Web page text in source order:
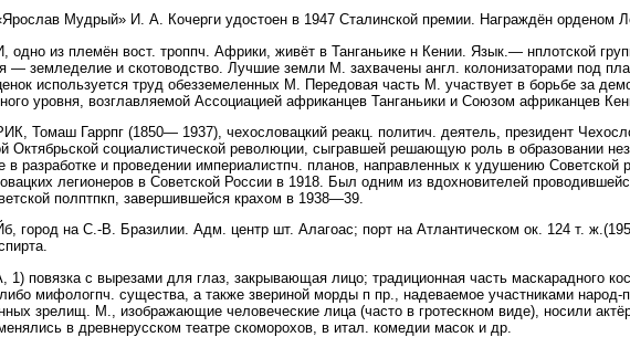
Мудрый» И. А. Кочерги удостоен в 1947 Сталинской премии. Награждён орденом
из племён вост. троппч. Африки, живёт в Танганьике н Кении. Язык.— нплотской
— земледелие и скотоводство. Лучшие земли М. захвачены англ. колонизаторами под
используется труд обезземеленных М. Передовая часть М. участвует в борьбе за
уровня, возглавляемой Ассоциацией африканцев Танганьики и Союзом африканцев
Томаш Гаррпг (1850— 1937), чехословацкий реакц. политич. деятель, президент
Октябрьской социалистической революции, сыгравшей решающую роль в образовании
в разработке и проведении империалистпч. планов, направленных к удушению Советской
легионеров в Советской России в 1918. Был одним из вдохновителей
полптпкп, завершившейся крахом в 1938—39.
город на С.-В. Бразилии. Адм. центр шт. Алагоас; порт на Атлантическом ок. 124 т.
повязка с вырезами для глаз, закрывающая лицо; традиционная часть маскарадного
либо мифологпч. существа, а также звериной морды п пр., надеваемое участниками народ-
зрелищ. М., изображающие человеческие лица (часто в гротескном виде), носили
в древнерусском театре скоморохов, в итал. комедии масок и др.